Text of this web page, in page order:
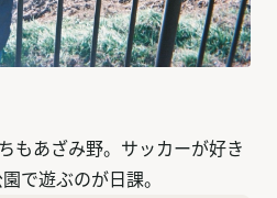
もあざみ野。サッカーが好き
で遊ぶのが日課。